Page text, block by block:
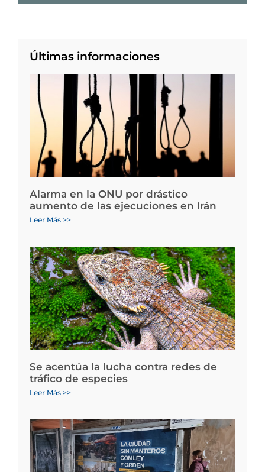
Últimas informaciones
Alarma en la ONU por drástico
aumento de las ejecuciones en Irán
Leer Más >>
Se acentúa la lucha contra redes de
tráfico de especies
Leer Más >>